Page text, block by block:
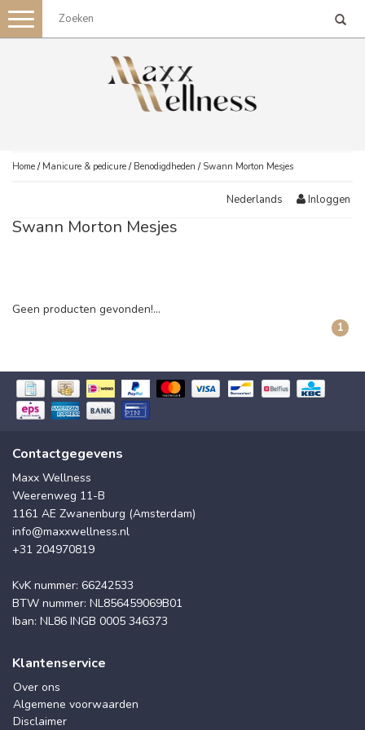
Toggle
navigation
Home / Manicure & pedicure / Benodigdheden / Swann Morton Mesjes
Nederlands Inloggen
Swann Morton Mesjes
Geen producten gevonden!...
1
Contactgegevens
Maxx Wellness
Weerenweg 11-B
1161 AE Zwanenburg (Amsterdam)
info@maxxwellness.nl
+31 204970819
KvK nummer: 66242533
BTW nummer: NL856459069B01
Iban: NL86 INGB 0005 346373
Klantenservice
Over ons
Algemene voorwaarden
Disclaimer